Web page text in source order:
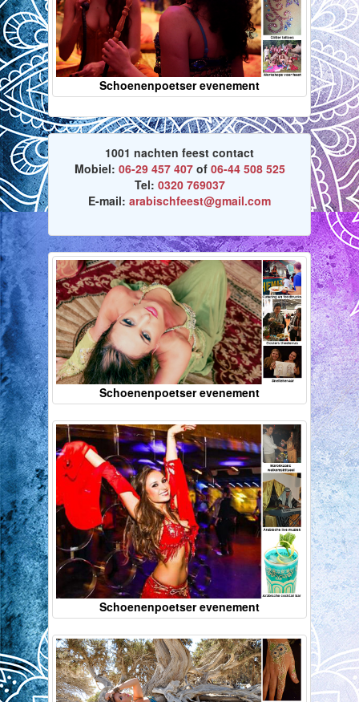
Schoenenpoetser evenement
1001 nachten feest contact
Mobiel: 06-29 457 407of 06-44 508 525
Tel: 0320 769037
E-mail: arabischfeest@gmail.com
Schoenenpoetser evenement
Schoenenpoetser evenement